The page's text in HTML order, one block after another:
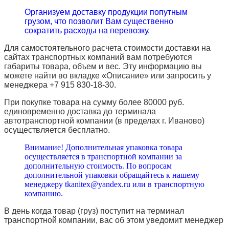
Организуем доставку продукции попутным
грузом, что позволит Вам существенно
сократить расходы на перевозку.
Для самостоятельного расчета стоимости доставки на
сайтах транспортных компаний вам потребуются
габариты товара, объем и вес. Эту информацию вы
можете найти во вкладке «Описание» или запросить у
менеджера +7 915 830-18-30.
При покупке товара на сумму более 80000 руб.
единовременно доставка до терминала
автотранспортной компании (в пределах г. Иваново)
осуществляется бесплатно.
Внимание! Дополнительная упаковка товара
осуществляется в транспортной компании за
дополнительную стоимость. По вопросам
дополнительной упаковки обращайтесь к нашему
менеджеру tkanitex@yandex.ru или в транспортную
компанию.
В день когда товар (груз) поступит на терминал
транспортной компании, вас об этом уведомит менеджер